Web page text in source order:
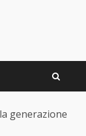
generazione